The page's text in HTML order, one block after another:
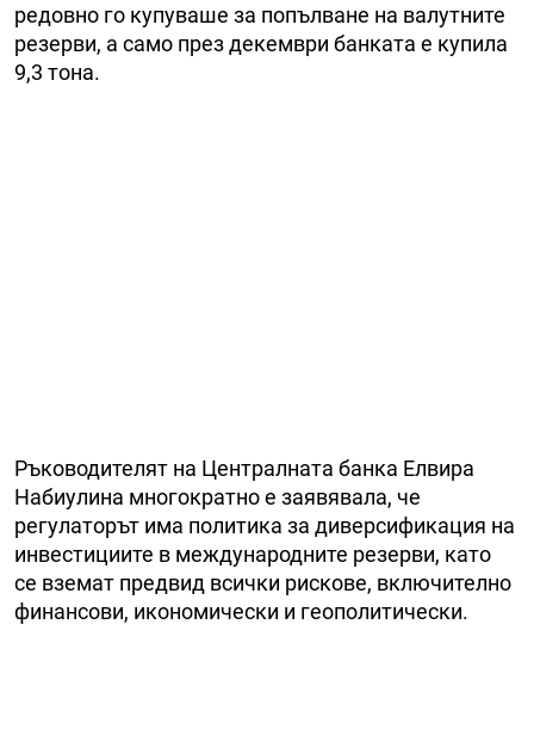
редовно го купуваше за попълване на валутните
резерви, а само през декември банката е купила
9,3 тона.
Ръководителят на Централната банка Елвира
Набиулина многократно е заявявала, че
регулаторът има политика за диверсификация на
инвестициите в международните резерви, като
се вземат предвид всички рискове, включително
финансови, икономически и геополитически.